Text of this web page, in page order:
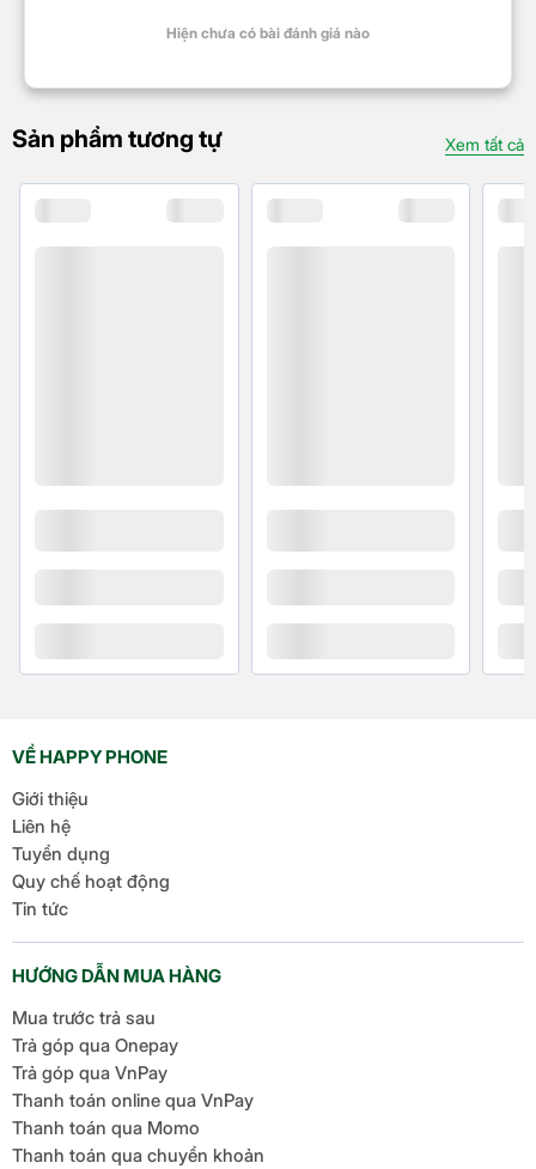
Type-C
TÍNH NĂNG KHÁC
bụi
Bảo mật nâng
Mở khóa bằng vân tay dưới màn
biệt
Âm thanh Dolby Atmos
Công nghệ hình ảnh Dolby Vision
Hiện chưa có bài đánh giá nào
Sản phẩm tương tự Xem tất cả
VỀ HAPPY PHONE
Giới thiệu
Liên hệ
Tuyển dụng
Quy chế hoạt động
Tin tức
HƯỚNG DẪN MUA HÀNG
Mua trước trả sau
Trả góp qua Onepay
Trả góp qua VnPay
Thanh toán online qua VnPay
Thanh toán qua Momo
Thanh toán qua chuyển khoản